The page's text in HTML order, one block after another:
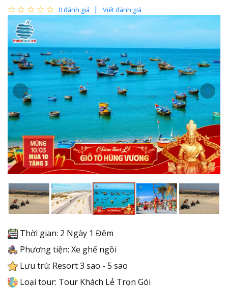
0 đánh giá Viết đánh giá
Thời gian: 2 Ngày 1 Đêm
Phương tiện: Xe ghế ngồi
Lưu trú: Resort 3 sao - 5 sao
Loại tour: Tour Khách Lẻ Trọn Gói